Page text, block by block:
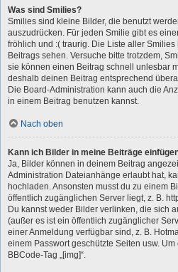
Was sind Smilies?
Smilies sind kleine Bilder, die benutzt
auszudrücken. Für jeden Smilie gibt es
fröhlich und :( traurig. Die Liste aller
Beitrags sehen. Versuche bitte trotzdem,
sie können einen Beitrag schnell unlesbar
deshalb deinen Beitrag entsprechend
Die Board-Administration kann auch die
in einem Beitrag benutzen kannst.
Nach oben
Kann ich Bilder in meine Beiträge
Ja, Bilder können in deinem Beitrag
Administration Dateianhänge erlaubt hat,
hochladen. Ansonsten musst du zu einem
öffentlich zugänglichen Server liegt, z. B.
Du kannst weder Bilder verlinken, die sich
(außer es ist ein öffentlich zugänglicher
einer Anmeldung verfügbar sind, z. B.
einem Passwort geschützte Seiten usw.
BBCode-Tag „[img]“.